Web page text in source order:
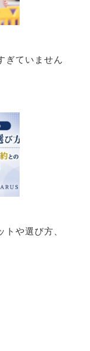
ぎていません
や選び方、